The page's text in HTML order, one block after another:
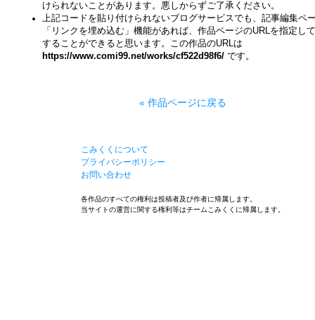
けられないことがあります。悪しからずご了承ください。
上記コードを貼り付けられないブログサービスでも、記事編集ペ
「リンクを埋め込む」機能があれば、作品ページのURLを指定し
することができると思います。この作品のURLは
https://www.comi99.net/works/cf522d98f6/ です。
« 作品ページに戻る
こみくくについて
プライバシーポリシー
お問い合わせ
各作品のすべての権利は投稿者及び作者に帰属します。
当サイトの運営に関する権利等はチームこみくくに帰属します。